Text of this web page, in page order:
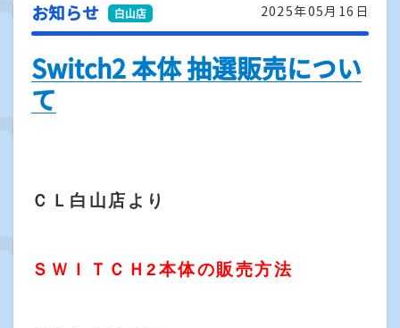
2025年05月16日
お知らせ
Switch2 本体 抽選販売につい
て
ＣＬ白山店より
ＳＷＩＴＣＨ2本体の販売方法